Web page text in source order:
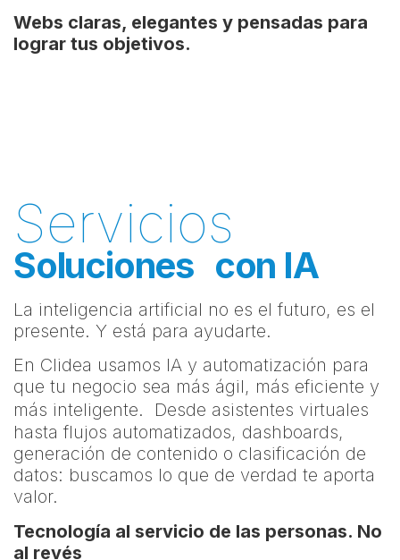
Webs claras, elegantes y pensadas para
lograr tus objetivos.
Servicios
Soluciones con IA
La inteligencia artificial no es el futuro, es el
presente. Y está para ayudarte.
En Clidea usamos IA y automatización para
que tu negocio sea más ágil, más eficiente y
más inteligente. Desde asistentes virtuales
hasta flujos automatizados, dashboards,
generación de contenido o clasificación de
datos: buscamos lo que de verdad te aporta
valor.
Tecnología al servicio de las personas. No
al revés